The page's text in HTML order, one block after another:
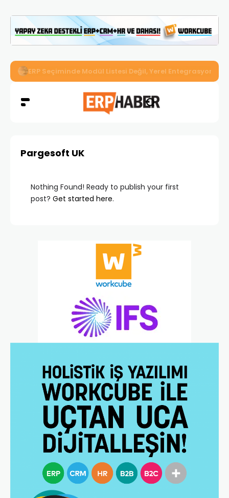
İkizler Aydınlatma, Workcube ERP ile Üretim, Satış ve
Pargesoft UK
Nothing Found! Ready to publish your first
post? Get started here.